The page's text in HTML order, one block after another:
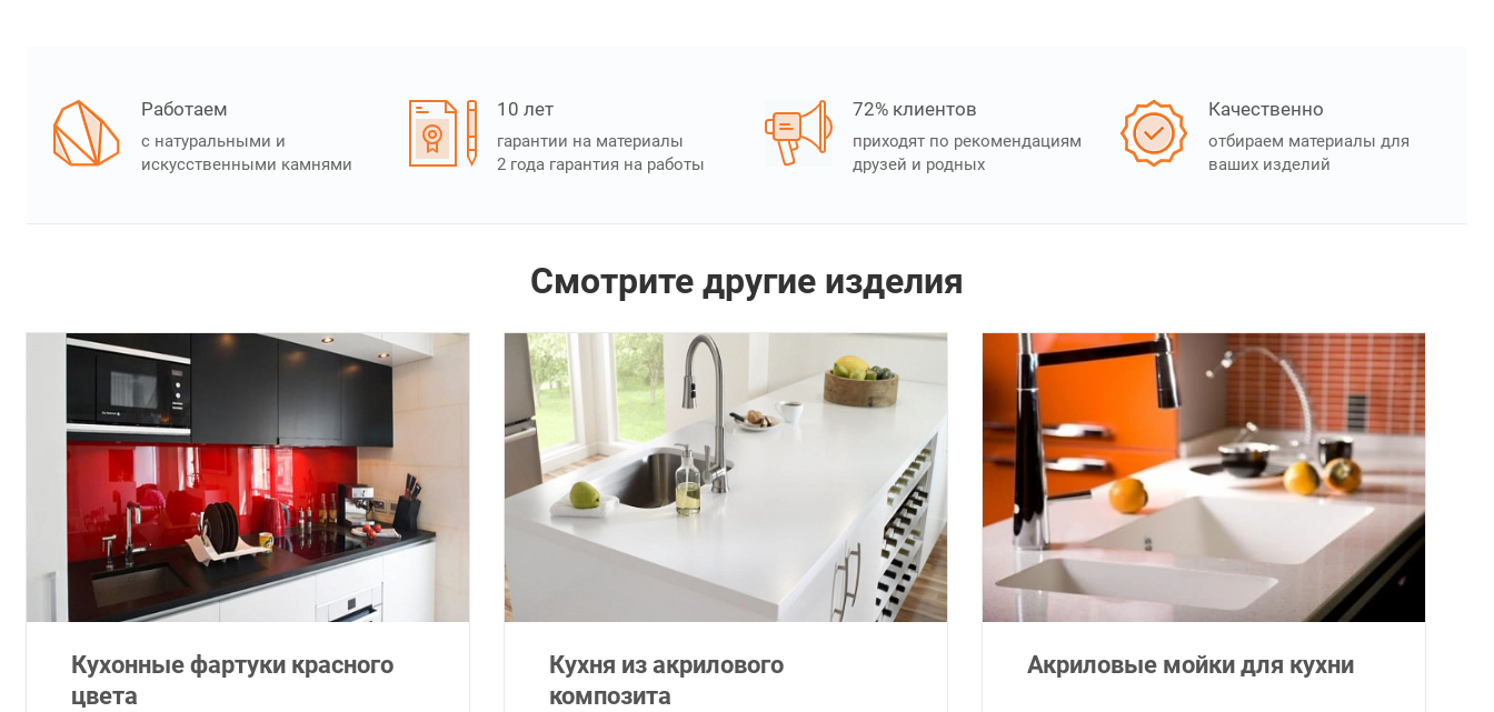
Работаем
с натуральными и
искусственными камнями
10 лет
гарантии на материалы
2 года гарантия на работы
72% клиентов
приходят по рекомендациям
друзей и родных
Качественно
отбираем материалы для
ваших изделий
Смотрите другие изделия
Кухонные фартуки красного
цвета
Кухня из акрилового
композита
Акриловые мойки для кухни